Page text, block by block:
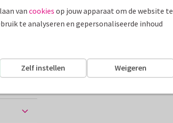
10 x 15 cm
vancookies op jouw apparaat om de website te
te analyseren en gepersonaliseerde inhoud
Weigeren
Zelf instellen